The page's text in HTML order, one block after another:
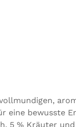
eine bewusste
5 % Kräuter